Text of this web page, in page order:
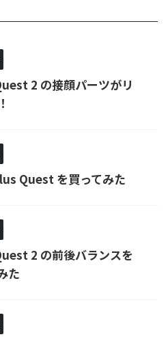
2 の接顔パーツがリ
Quest を買ってみた
2 の前後バランスを
た